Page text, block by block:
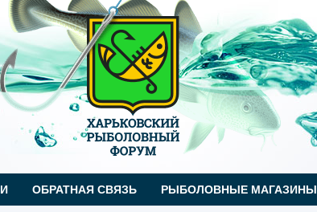
ОБРАТНАЯ СВЯЗЬ РЫБОЛОВНЫЕ МАГАЗИНЫ